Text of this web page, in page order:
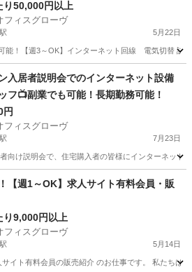
り50,000円以上
フィスグローヴ
5月22日
！【週3～OK】インターネット回線 電気切替 訪
営業 セルフ
入居者説明会でのインターネット設備
フ📺副業でも可能！長期勤務可能！
円
フィスグローヴ
7月23日
向け説明会で、住宅購入者の皆様にインターネッ
接客 スタッフ
【週1～OK】求人サイト有料会員・販
り9,000円以上
フィスグローヴ
5月14日
サイト有料会員の販売紹介 のお仕事です。 私たち